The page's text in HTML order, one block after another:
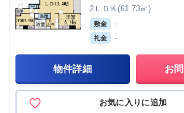
2ＬＤＫ(61.73㎡)
敷金 -
礼金 -
物件詳細 お
お気に入りに追加